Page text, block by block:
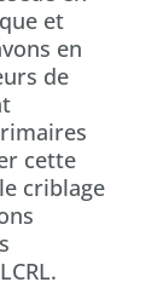
et
en
de
cette
criblage